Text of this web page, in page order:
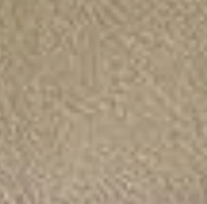
d'eau est non seulement bénéfique
pour vos besoins de jardinage.
environnement. Fûts en plastique,
Le choix de l'objet doit être
vie de récupérateurs.
contaminants. Un nettoyage
de l'installation du système. Enfin,